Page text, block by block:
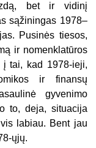
bet ir vidinį
sąžiningas 1978–
Pusinės tiesos,
ir nomenklatūros
į tai, kad 1978-ieji,
ir finansų
gyvenimo
to, deja, situacija
labiau. Bent jau
ųjų.